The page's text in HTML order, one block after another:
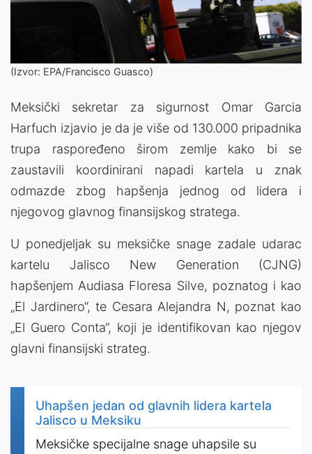
(Izvor: EPA/Francisco Guasco)
Meksički sekretar za sigurnost Omar Garcia
Harfuch izjavio je da je više od 130.000 pripadnika
trupa raspoređeno širom zemlje kako bi se
zaustavili koordinirani napadi kartela u znak
odmazde zbog hapšenja jednog od lidera i
njegovog glavnog finansijskog stratega.
U ponedjeljak su meksičke snage zadale udarac
kartelu Jalisco New Generation (CJNG)
hapšenjem Audiasa Floresa Silve, poznatog i kao
„El Jardinero“, te Cesara Alejandra N, poznat kao
„El Guero Conta“, koji je identifikovan kao njegov
glavni finansijski strateg.
Uhapšen jedan od glavnih lidera kartela
Jalisco u Meksiku
Meksičke specijalne snage uhapsile su